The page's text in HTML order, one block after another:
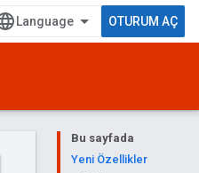
OTURUM AÇ
Bu sayfada
Yeni Özellikler